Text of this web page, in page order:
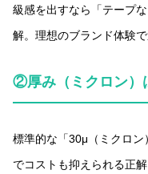
級感を出すなら「テープ
解。理想のブランド体験で
②厚み（ミクロン）
標準的な「30μ（ミクロ
でコストも抑えられる正